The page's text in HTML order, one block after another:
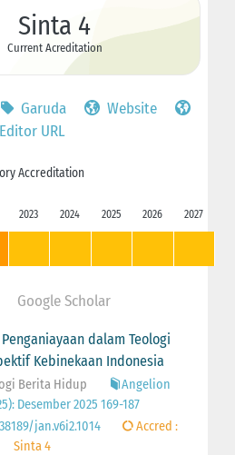
Sinta 4
Current Acreditation
Garuda
Website
Editor URL
Accreditation
2023 2024 2025 2026 2027
Google Scholar
dalam Teologi
Kebinekaan Indonesia
Berita Hidup
Angelion
Desember 2025 169-187
jan.v6i2.1014
Accred :
Sinta 4